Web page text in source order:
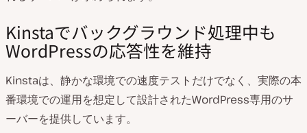
Kinstaでバックグラウンド処理中も
WordPressの応答性を維持
Kinstaは、静かな環境での速度テストだけでなく、実際の本
番環境での運用を想定して設計されたWordPress専用のサ
ーバーを提供しています。